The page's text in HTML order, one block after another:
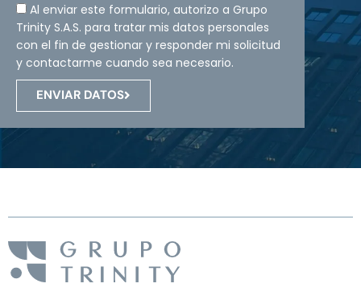
Al enviar este formulario, autorizo a Grupo
Trinity S.A.S. para tratar mis datos personales
con el fin de gestionar y responder mi solicitud
y contactarme cuando sea necesario.
ENVIAR DATOS